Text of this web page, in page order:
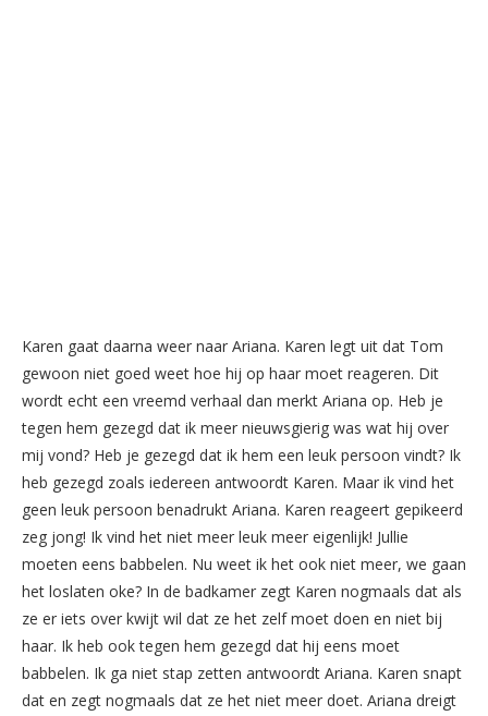
Karen gaat daarna weer naar Ariana. Karen legt uit dat Tom
gewoon niet goed weet hoe hij op haar moet reageren. Dit
wordt echt een vreemd verhaal dan merkt Ariana op. Heb je
tegen hem gezegd dat ik meer nieuwsgierig was wat hij over
mij vond? Heb je gezegd dat ik hem een leuk persoon vindt? Ik
heb gezegd zoals iedereen antwoordt Karen. Maar ik vind het
geen leuk persoon benadrukt Ariana. Karen reageert gepikeerd
zeg jong! Ik vind het niet meer leuk meer eigenlijk! Jullie
moeten eens babbelen. Nu weet ik het ook niet meer, we gaan
het loslaten oke? In de badkamer zegt Karen nogmaals dat als
ze er iets over kwijt wil dat ze het zelf moet doen en niet bij
haar. Ik heb ook tegen hem gezegd dat hij eens moet
babbelen. Ik ga niet stap zetten antwoordt Ariana. Karen snapt
dat en zegt nogmaals dat ze het niet meer doet. Ariana dreigt